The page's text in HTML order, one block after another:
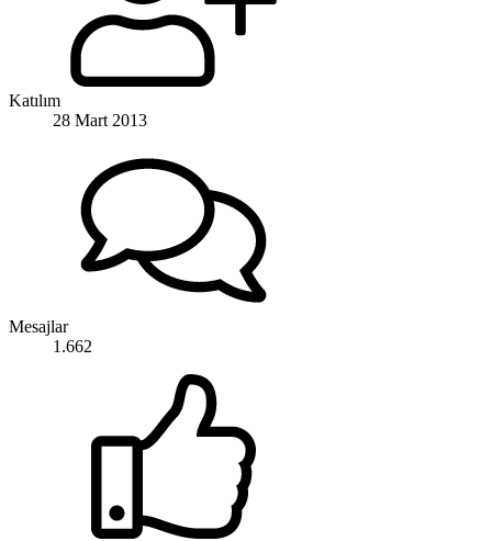
Katılım
28 Mart 2013
Mesajlar
1.662